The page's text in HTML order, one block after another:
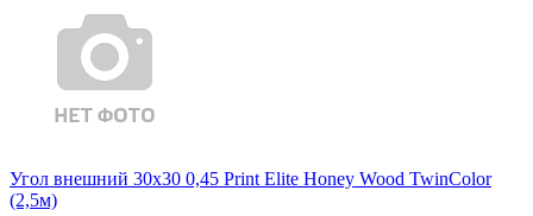
Угол внешний 30х30 0,45 Print Elite Honey Wood TwinColor
(2,5м)